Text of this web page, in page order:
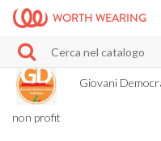
WORTH WEARING
Giovani
non profit